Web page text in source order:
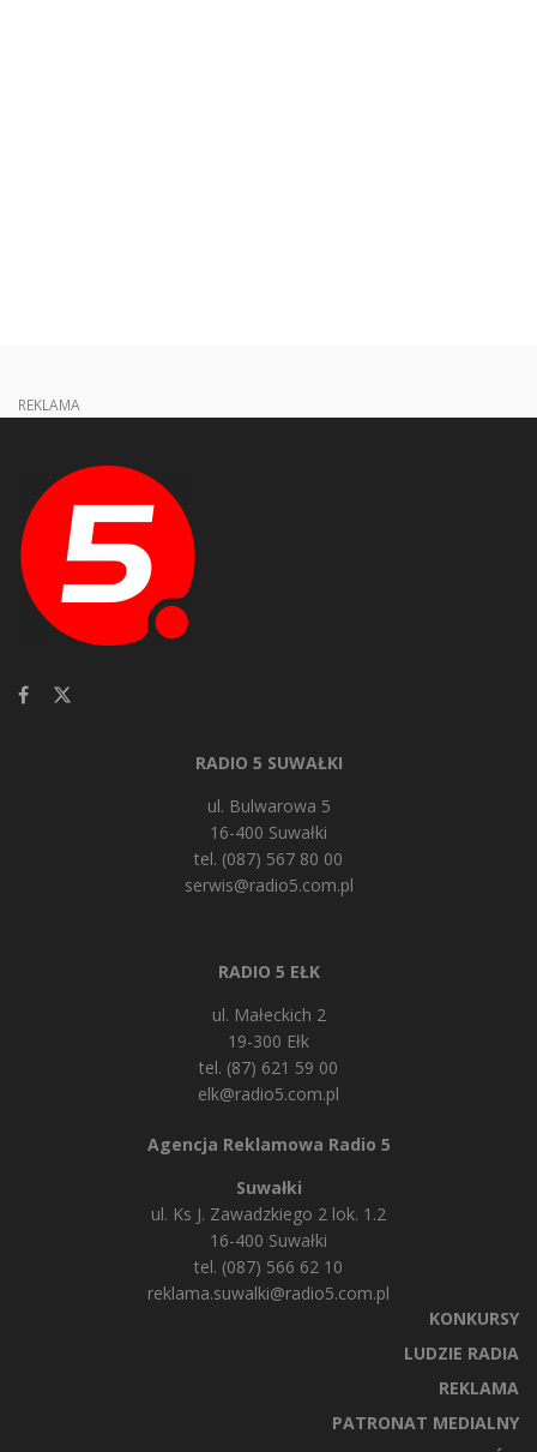
REKLAMA
RADIO 5 SUWAŁKI
ul. Bulwarowa 5
16-400 Suwałki
tel. (087) 567 80 00
serwis@radio5.com.pl
RADIO 5 EŁK
ul. Małeckich 2
19-300 Ełk
tel. (87) 621 59 00
elk@radio5.com.pl
Agencja Reklamowa Radio 5
Suwałki
ul. Ks J. Zawadzkiego 2 lok. 1.2
16-400 Suwałki
tel. (087) 566 62 10
reklama.suwalki@radio5.com.pl
KONKURSY
LUDZIE RADIA
REKLAMA
PATRONAT MEDIALNY